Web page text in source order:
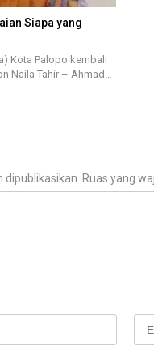
Siapa yang
Kota Palopo kembali
Naila Tahir – Ahmad…
Ruas yang